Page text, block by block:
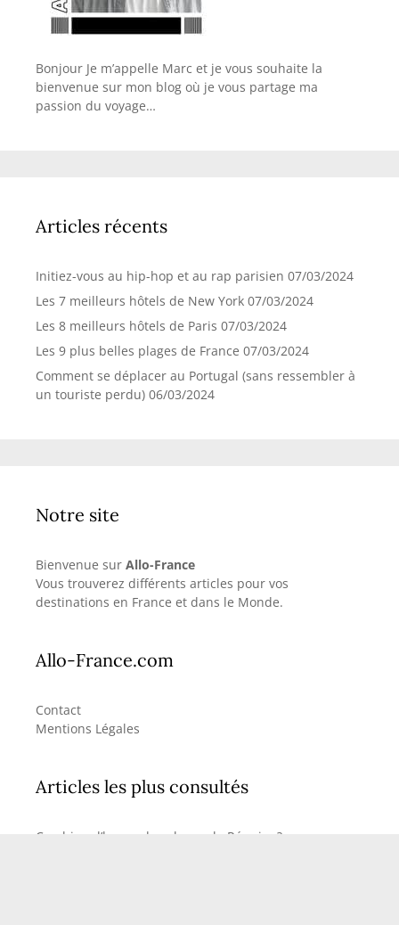
Bonjour Je m’appelle Marc et je vous souhaite la
bienvenue sur mon blog où je vous partage ma
passion du voyage…
Articles récents
Initiez-vous au hip-hop et au rap parisien 07/03/2024
Les 7 meilleurs hôtels de New York 07/03/2024
Les 8 meilleurs hôtels de Paris 07/03/2024
Les 9 plus belles plages de France 07/03/2024
Comment se déplacer au Portugal (sans ressembler à
un touriste perdu) 06/03/2024
Notre site
Bienvenue sur Allo-France
Vous trouverez différents articles pour vos
destinations en France et dans le Monde.
Allo-France.com
Contact
Mentions Légales
Articles les plus consultés
Combien d’heure de vol pour la Réunion?